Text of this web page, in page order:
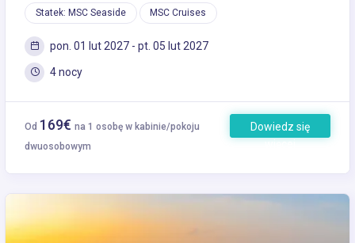
Statek: MSC Seaside MSC Cruises
pon. 01 lut 2027 - pt. 05 lut 2027
4 nocy
Od 169€ na 1 osobę w kabinie/pokoju
dwuosobowym
Dowiedz się
więcej